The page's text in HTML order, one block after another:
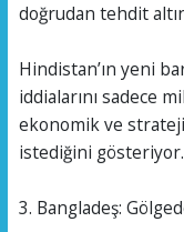
doğrudan tehdit
Hindistan’ın yeni
iddialarını sadece
ekonomik ve
istediğini gösteriyor.
3. Bangladeş: